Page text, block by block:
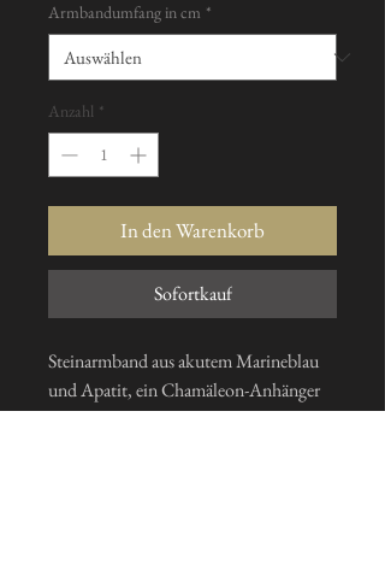
Armbandumfang in cm *
Anzahl *
In den Warenkorb
Sofortkauf
Steinarmband aus akutem Marineblau
und Apatit, ein Chamäleon-Anhänger
aus massivem 925er Silber, 1 Perle aus